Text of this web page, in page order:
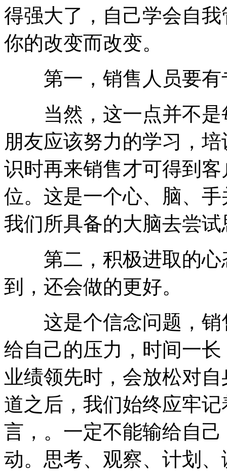
得强大了，自己学会自
你的改变而改变。
第一，销售人员要有
当然，这一点并不是
朋友应该努力的学习，
识时再来销售才可得到
位。这是一个心、脑、
我们所具备的大脑去尝试
第二，积极进取的心
到，还会做的更好。
这是个信念问题，销
给自己的压力，时间一
业绩领先时，会放松对
道之后，我们始终应牢
言，。一定不能输给自
动。思考、观察、计划